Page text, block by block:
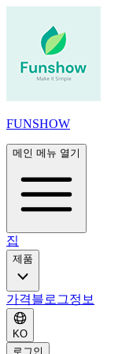
FUNSHOW
메인 메뉴 열기
집
제품
가격블로그정보
KO
로그인